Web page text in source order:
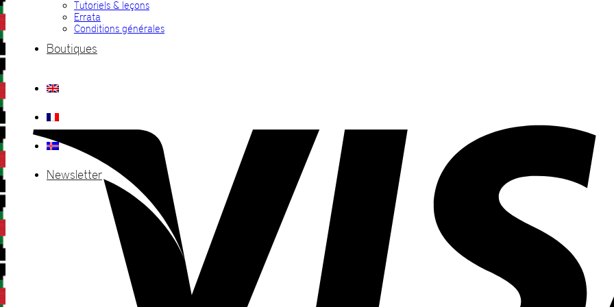
Tutoriels & leçons
Errata
Conditions générales
Boutiques
Newsletter